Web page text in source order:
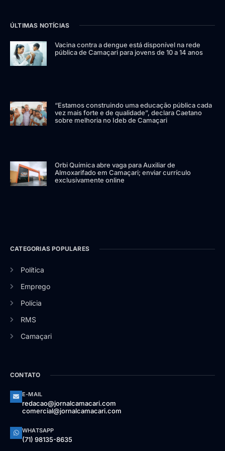
ÚLTIMAS NOTÍCIAS
Vacina contra a dengue está disponível na rede
pública de Camaçari para jovens de 10 a 14 anos
“Estamos construindo uma educação pública cada
vez mais forte e de qualidade”, declara Caetano
sobre melhoria no Ideb de Camaçari
Orbi Química abre vaga para Auxiliar de
Almoxarifado em Camaçari; enviar currículo
exclusivamente online
CATEGORIAS POPULARES
Política
Emprego
Polícia
RMS
Camaçari
CONTATO
E-MAIL
redacao@jornalcamacari.com
comercial@jornalcamacari.com
WHATSAPP
(71) 98135-8635